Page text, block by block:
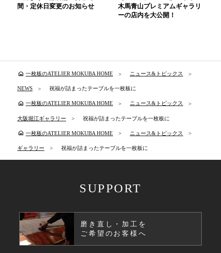
間・定休日変更のお知らせ
木馬青山プレミアムギャラリ
ーの店内を大公開！
home 一枚板のATELIER MOKUBA HOME ニュース&トピックス
NEWS 祝福が詰まったテーブルを一枚板に
home 一枚板のATELIER MOKUBA HOME ニュース&トピックス
大阪堀江ギャラリー 祝福が詰まったテーブルを一枚板に
home 一枚板のATELIER MOKUBA HOME ニュース&トピックス
ギャラリー 祝福が詰まったテーブルを一枚板に
SUPPORT
磨き直し・加工を
ご希望のお客様へ